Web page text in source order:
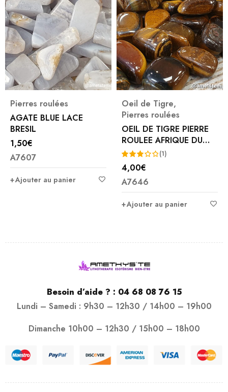
Pierres roulées
AGATE BLUE LACE
BRESIL
1,50€
A7607
Ajouter au panier
Oeil de Tigre,
Pierres roulées
OEIL DE TIGRE PIERRE
ROULEE AFRIQUE DU
SUD
Note
3.00
sur
5
(1)
4,00€
A7646
Ajouter au panier
Besoin d’aide ? : 04 68 08 76 15
Lundi – Samedi : 9h30 – 12h30 / 14h00 – 19h00
Dimanche 10h00 – 12h30 / 15h00 – 18h00